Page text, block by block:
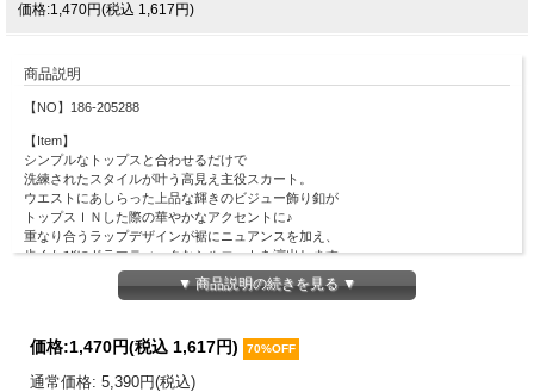
価格:1,470円(税込 1,617円)
商品説明
【NO】186-205288
【Item】
シンプルなトップスと合わせるだけで
洗練されたスタイルが叶う高見え主役スカート。
ウエストにあしらった上品な輝きのビジュー飾り釦が
トップスＩＮした際の華やかなアクセントに♪
重なり合うラップデザインが裾にニュアンスを加え、
歩くたびにドラマティックなシルエットを演出します。
清楚感のあるミモレ丈なので露出を控えつつ、
動くと足元が綺麗に見えるのが嬉しいポイント！
【Material】
表地：ポリエステル95％、ポリウレタン5％
裏地：ポリエステル100％
▼ 商品説明の続きを見る ▼
価格:1,470円(税込 1,617円) 70%OFF
通常価格: 5,390円(税込)